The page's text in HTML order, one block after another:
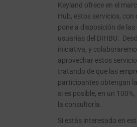
Keyland ofrece en el
Hub, estos servicios,
pone a disposición de
usuarias del DIHBU.
iniciativa, y
aprovechar estos
tratando de que las
participantes obtengan
si es posible, en un
la consultoría.
Si estás interesado en